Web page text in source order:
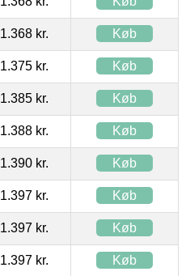
1.368 kr. Køb
1.375 kr. Køb
1.385 kr. Køb
1.388 kr. Køb
1.390 kr. Køb
1.397 kr. Køb
1.397 kr. Køb
1.397 kr. Køb